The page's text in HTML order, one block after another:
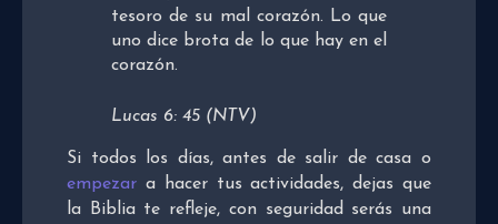
tesoro de su mal corazón. Lo que
uno dice brota de lo que hay en el
corazón.
Lucas 6: 45 (NTV)
Si todos los días, antes de salir de casa o
empezar a hacer tus actividades, dejas que
la Biblia te refleje, con seguridad serás una